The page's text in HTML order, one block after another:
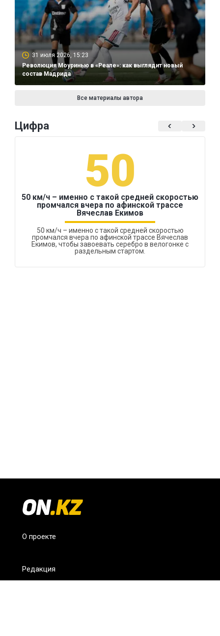
31 июля 2026, 15:23
Революция Моуринью в «Реале»: как выглядит новый
состав Мадрида
Все материалы автора
Цифра
50
50 км/ч – именно с такой средней скоростью
промчался вчера по афинской трассе
Вячеслав Екимов
50 км/ч – именно с такой средней скоростью
промчался вчера по афинской трассе Вячеслав
Екимов, чтобы завоевать серебро в велогонке с
раздельным стартом.
О проекте
Редакция